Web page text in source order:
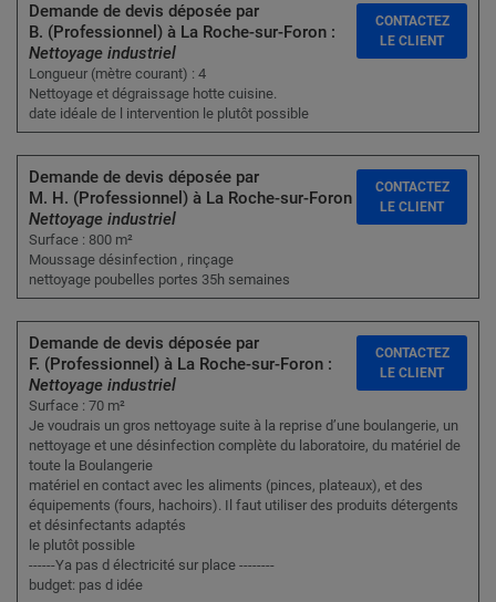
Demande de devis déposée par
B. (Professionnel) à La Roche-sur-Foron :
Nettoyage industriel
Longueur (mètre courant) : 4
Nettoyage et dégraissage hotte cuisine.
date idéale de l intervention le plutôt possible
CONTACTEZ
LE CLIENT
Demande de devis déposée par
M. H. (Professionnel) à La Roche-sur-Foron :
Nettoyage industriel
Surface : 800 m²
Moussage désinfection , rinçage
nettoyage poubelles portes 35h semaines
CONTACTEZ
LE CLIENT
Demande de devis déposée par
F. (Professionnel) à La Roche-sur-Foron :
Nettoyage industriel
Surface : 70 m²
Je voudrais un gros nettoyage suite à la reprise d’une boulangerie, un
nettoyage et une désinfection complète du laboratoire, du matériel de
toute la Boulangerie
matériel en contact avec les aliments (pinces, plateaux), et des
équipements (fours, hachoirs). Il faut utiliser des produits détergents
et désinfectants adaptés
le plutôt possible
------Ya pas d électricité sur place --------
budget: pas d idée
CONTACTEZ
LE CLIENT